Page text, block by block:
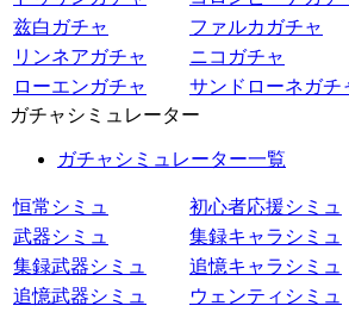
兹白ガチャ
ファルカガチャ
リンネアガチャ
ニコガチャ
ローエンガチャ
サンドローネガチ
ガチャシミュレーター
ガチャシミュレーター一覧
恒常シミュ
初心者応援シミュ
武器シミュ
集録キャラシミュ
集録武器シミュ
追憶キャラシミュ
追憶武器シミュ
ウェンティシミュ